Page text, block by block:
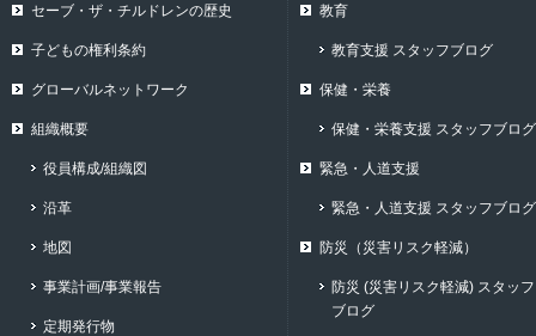
セーブ・ザ・チルドレンの歴史
子どもの権利条約
グローバルネットワーク
組織概要
役員構成/組織図
沿革
地図
事業計画/事業報告
定期発行物
教育
教育支援 スタッフブログ
保健・栄養
保健・栄養支援 スタッフブログ
緊急・人道支援
緊急・人道支援 スタッフブログ
防災（災害リスク軽減）
防災 (災害リスク軽減) スタッフ
ブログ